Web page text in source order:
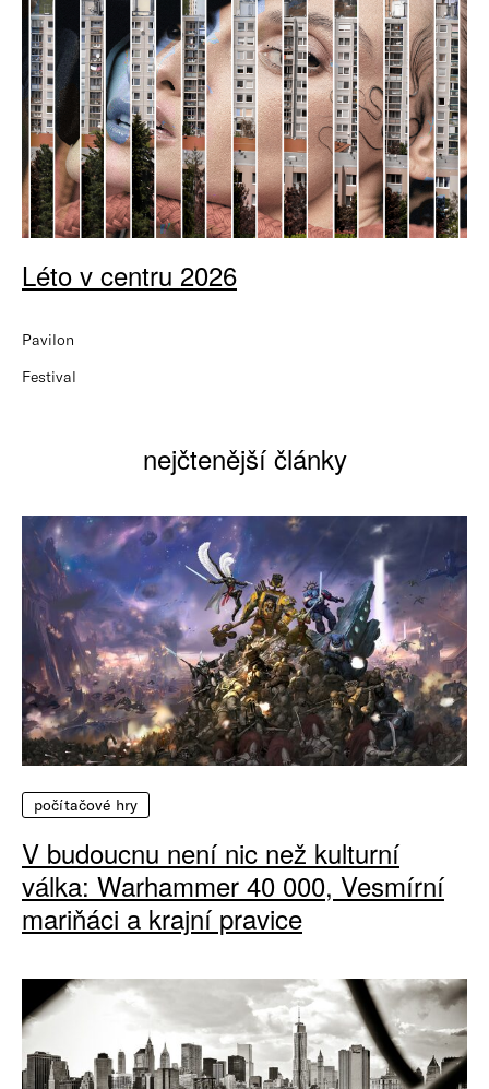
Léto v centru 2026
Pavilon
Festival
nejčtenější články
počítačové hry
V budoucnu není nic než kulturní
válka: Warhammer 40 000, Vesmírní
mariňáci a krajní pravice